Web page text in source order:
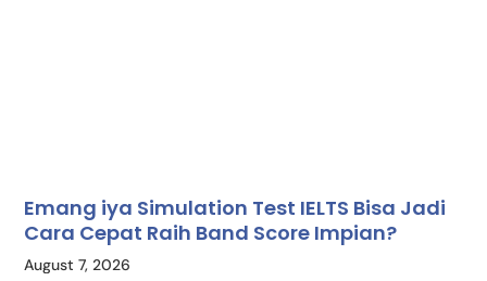
Emang iya Simulation Test IELTS Bisa Jadi
Cara Cepat Raih Band Score Impian?
August 7, 2026